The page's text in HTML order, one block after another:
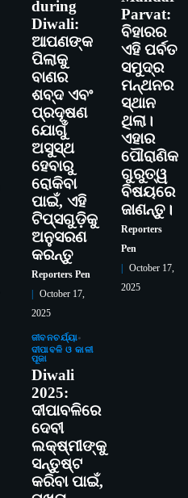
during
Diwali:
ଆପଣଙ୍କ
ପିଲାକୁ
ବାଣର
ଶବ୍ଦ ଏବଂ
ପ୍ରଦୂଷଣ
ଯୋଗୁଁ
ଅସୁସ୍ଥ
ହେବାରୁ
ରୋକିବା
ପାଇଁ, ଏହି
ଟିପ୍ସଗୁଡ଼ିକୁ
ଅନୁସରଣ
କରନ୍ତୁ
Reporters Pen
October 17,
2025
Parvat:
ବିହାରର
ଏହି ପର୍ବତ
ସମୁଦ୍ର
ମନ୍ଥନର
ସ୍ଥାନ
ଥିଲା।
ଏହାର
ପୌରାଣିକ
ଗୁରୁତ୍ୱ
ବିଷୟରେ
ଜାଣନ୍ତୁ।
Reporters
Pen
October 17,
2025
ଜୀବନଚର୍ଯ୍ୟା
ଦୀପାବଳି ଓ କାଳୀ
ପୂଜା
Diwali
2025:
ଦୀପାବଳିରେ
ଦେବୀ
ଲକ୍ଷ୍ମୀଙ୍କୁ
ସନ୍ତୁଷ୍ଟ
କରିବା ପାଇଁ,